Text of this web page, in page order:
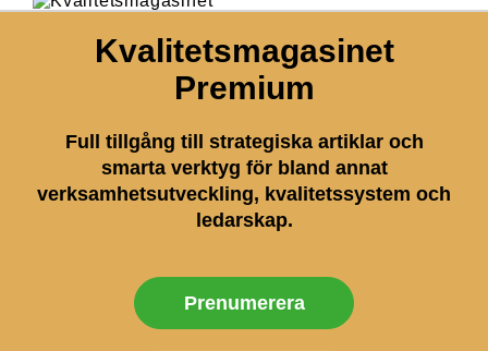
Kvalitetsmagasinet
Premium
Full tillgång till strategiska artiklar och
smarta verktyg för bland annat
verksamhetsutveckling, kvalitetssystem och
ledarskap.
Prenumerera